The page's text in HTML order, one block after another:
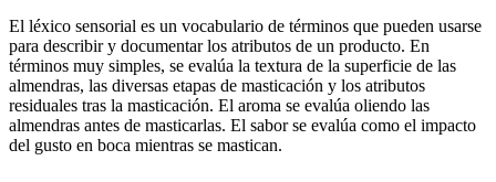
El léxico sensorial es un vocabulario de términos que pueden usarse
para describir y documentar los atributos de un producto. En
términos muy simples, se evalúa la textura de la superficie de las
almendras, las diversas etapas de masticación y los atributos
residuales tras la masticación. El aroma se evalúa oliendo las
almendras antes de masticarlas. El sabor se evalúa como el impacto
del gusto en boca mientras se mastican.